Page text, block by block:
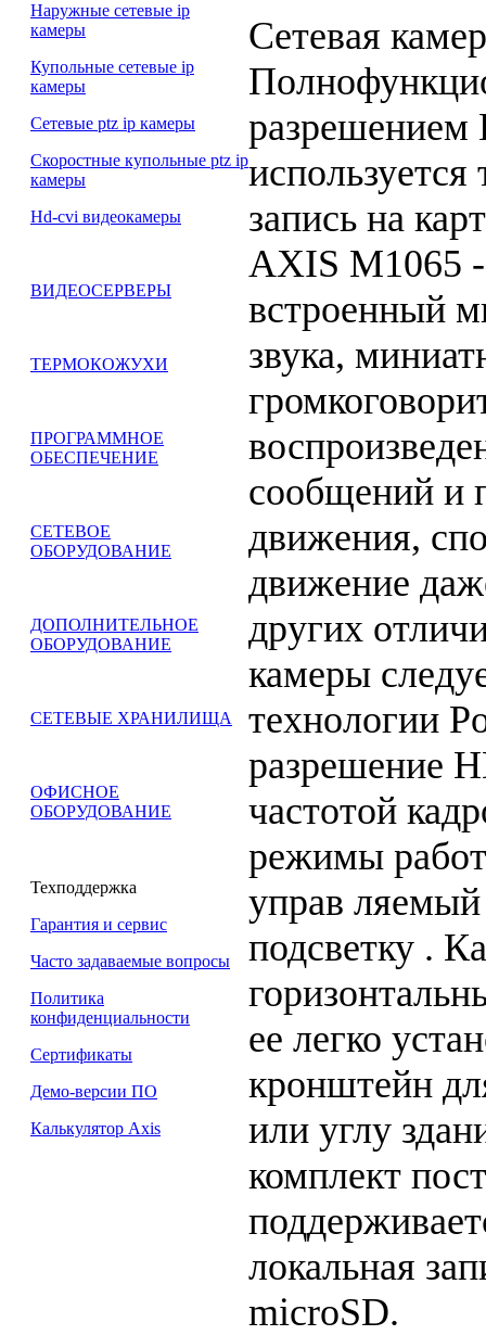
Наружные сетевые ip
камеры
Купольные сетевые ip
камеры
Сетевые ptz ip камеры
Скоростные купольные ptz ip
камеры
Hd-cvi видеокамеры
ВИДЕОСЕРВЕРЫ
ТЕРМОКОЖУХИ
ПРОГРАММНОЕ
ОБЕСПЕЧЕНИЕ
СЕТЕВОЕ
ОБОРУДОВАНИЕ
ДОПОЛНИТЕЛЬНОЕ
ОБОРУДОВАНИЕ
СЕТЕВЫЕ ХРАНИЛИЩА
ОФИСНОЕ
ОБОРУДОВАНИЕ
Техподдержка
Гарантия и сервис
Часто задаваемые вопросы
Политика
конфиденциальности
Сертификаты
Демо-версии ПО
Калькулятор Axis
Сетевая
разрешением
запись на
AXIS M1065
встроенный
звука,
сообщений и
движения,
движение
других
камеры
технологии
разрешение
частотой
режимы
управ
подсветку .
ее легко
кронштейн
или углу
комплект
локальная
microSD.